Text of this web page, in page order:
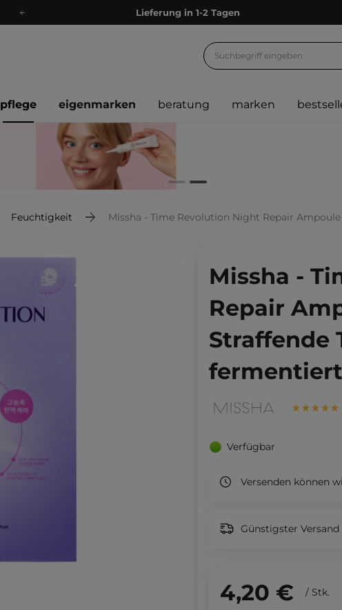
Lieferung in 1-2 Tagen
Kostenloser Versand ab 60 €
Versand nach Deutschland und Österreich
Treueprogramm
Lieferung in 1-2 Tagen
Empfehle uns weiter und sammle noch mehr Punkte
pflege eigenmarken beratung marken
Feuchtigkeit Missha - Time Revolution Night Repair Ampoule
Missha -
Repair
Straffende
Verfügbar
Versenden können
Günstigster Versand
4,20 € / Stk.